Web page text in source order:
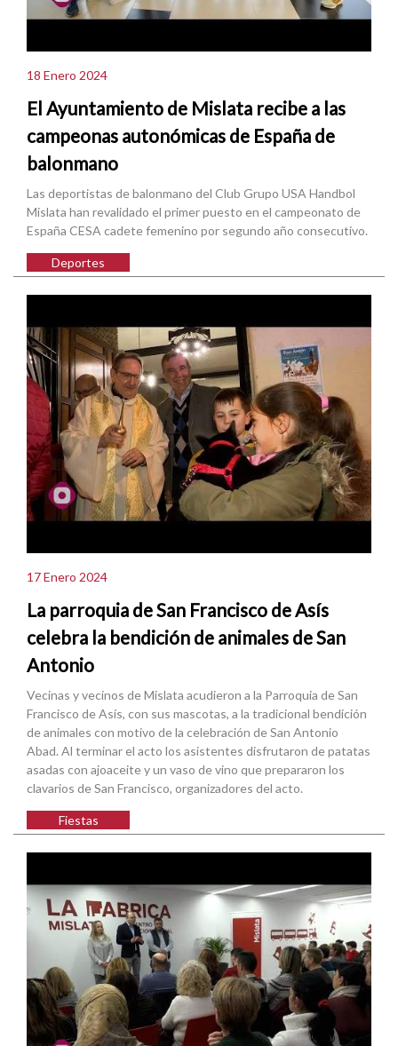
18 Enero 2024
El Ayuntamiento de Mislata recibe a las
campeonas autonómicas de España de
balonmano
Las deportistas de balonmano del Club Grupo USA Handbol
Mislata han revalidado el primer puesto en el campeonato de
España CESA cadete femenino por segundo año consecutivo.
Deportes
17 Enero 2024
La parroquia de San Francisco de Asís
celebra la bendición de animales de San
Antonio
Vecinas y vecinos de Mislata acudieron a la Parroquia de San
Francisco de Asís, con sus mascotas, a la tradicional bendición
de animales con motivo de la celebración de San Antonio
Abad. Al terminar el acto los asistentes disfrutaron de patatas
asadas con ajoaceite y un vaso de vino que prepararon los
clavarios de San Francisco, organizadores del acto.
Fiestas